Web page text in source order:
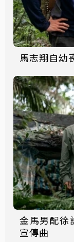
馬志翔自幼
金馬男配
宣傳曲